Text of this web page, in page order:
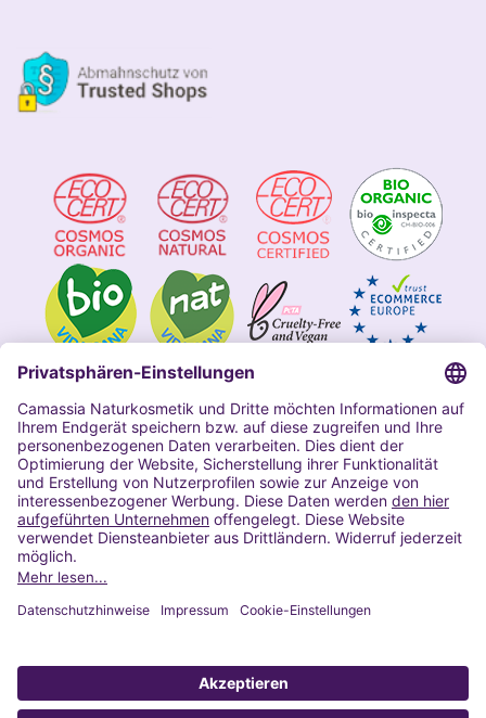
Impressum
Allgemeine Geschäftsbedingungen
Datenschutzerklärung Camassia
Widerrufsbelehrung
Copyright 2020 | Alle Rechte vorbehalten